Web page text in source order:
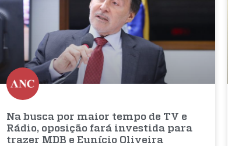
Na busca por maior tempo de TV e
Rádio, oposição fará investida para
trazer MDB e Eunício Oliveira